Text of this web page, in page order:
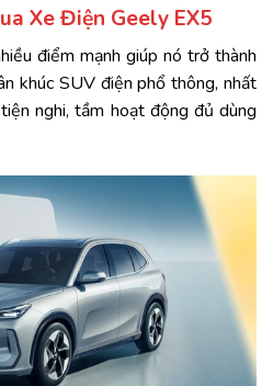
Xe Điện Geely EX5
điểm mạnh giúp nó trở thành
khúc SUV điện phổ thông, nhất
nghi, tầm hoạt động đủ dùng